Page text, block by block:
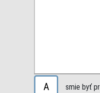
A smie byť